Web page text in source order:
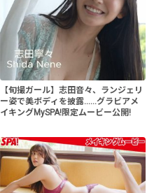
【旬撮ガール】志田音々、ランジェリ
ー姿で美ボディを披露......グラビアメ
イキングMySPA!限定ムービー公開!